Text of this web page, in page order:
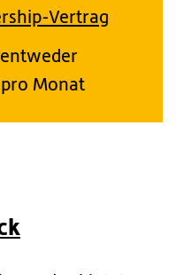
Vertrag
Monat